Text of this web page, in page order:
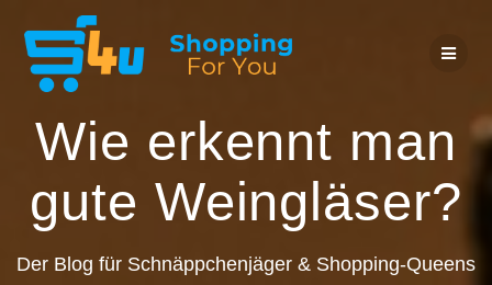
Inhalt
springen
Wie erkennt man
gute Weingläser?
Der Blog für Schnäppchenjäger & Shopping-Queens